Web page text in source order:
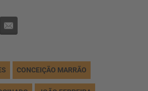
CONCEIÇÃO MARRÃO